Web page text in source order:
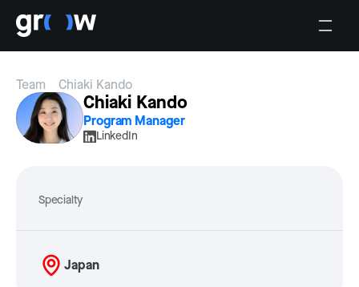
Team Chiaki Kando
Chiaki Kando
Program Manager
LinkedIn
Specialty
Japan